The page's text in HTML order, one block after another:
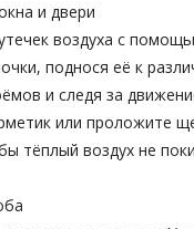
и двери
воздуха с
поднося её к
и следя за
или проложите
тёплый воздух не